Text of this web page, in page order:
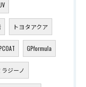
トヨタアクア
GPformula
ラジーノ